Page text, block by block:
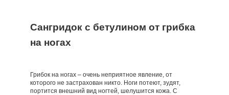
Сангридок с бетулином от грибка
на ногах
Грибок на ногах – очень неприятное явление, от
которого не застрахован никто. Ноги потеют, зудят,
портится внешний вид ногтей, шелушится кожа. С